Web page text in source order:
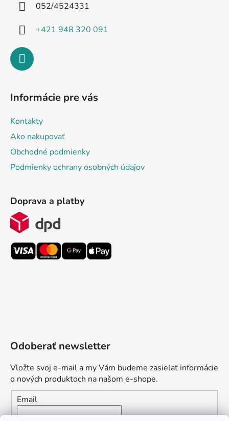
052/4524331
+421 948 320 091
Informácie pre vás
Kontakty
Ako nakupovať
Obchodné podmienky
Podmienky ochrany osobných údajov
Doprava a platby
Odoberať newsletter
Vložte svoj e-mail a my Vám budeme zasielať informácie
o nových produktoch na našom e-shope.
Email